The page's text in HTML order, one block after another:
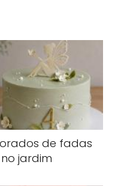
de fadas
jardim